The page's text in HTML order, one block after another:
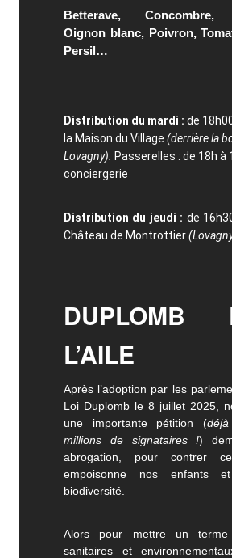
Betterave, Concombre,
Oignon blanc, Poivron,
Persil…
Distribution du mardi : de
la Maison du Village (derrière la
Lovagny). Passerelles : de 18h à
conciergerie
Distribution du jeudi : de
Château de Montrottier
DUPLOMB
L’AILE
Après l’adoption par les
Loi Duplomb le 8 juillet 2025,
une importante pétition (
millions de signataires !)
abrogation, pour contrer
empoisonne nos enfants
biodiversité.
Alors pour mettre un terme
sanitaires et